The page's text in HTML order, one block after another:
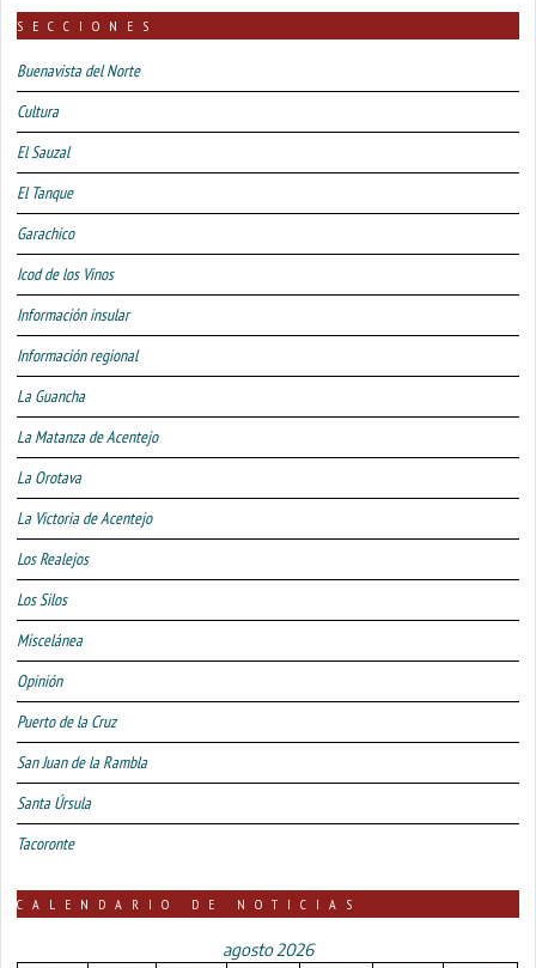
SECCIONES
Buenavista del Norte
Cultura
El Sauzal
El Tanque
Garachico
Icod de los Vinos
Información insular
Información regional
La Guancha
La Matanza de Acentejo
La Orotava
La Victoria de Acentejo
Los Realejos
Los Silos
Miscelánea
Opinión
Puerto de la Cruz
San Juan de la Rambla
Santa Úrsula
Tacoronte
CALENDARIO DE NOTICIAS
agosto 2026